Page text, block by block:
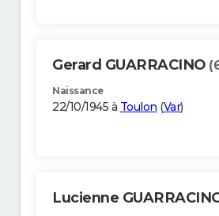
Gerard GUARRACINO
Naissance
22/10/1945 à Toulon (Var)
Lucienne